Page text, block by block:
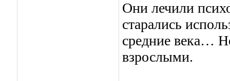
Они лечили
старались
средние века…
взрослыми.